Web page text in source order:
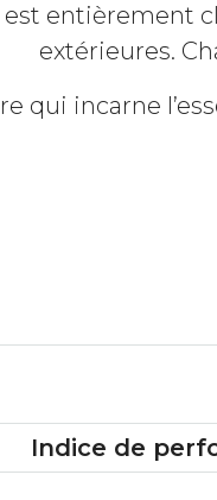
entièrement
extérieures.
qui incarne
Indice de